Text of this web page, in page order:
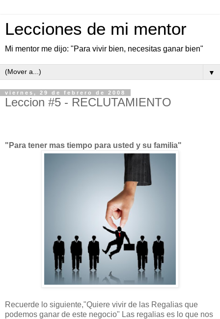
Lecciones de mi mentor
Mi mentor me dijo: "Para vivir bien, necesitas ganar bien"
▼
viernes, 29 de febrero de 2008
Leccion #5 - RECLUTAMIENTO
"Para tener mas tiempo para usted y su familia"
Recuerde lo siguiente,"Quiere vivir de las Regalias que
podemos ganar de este negocio" Las regalias es lo que nos